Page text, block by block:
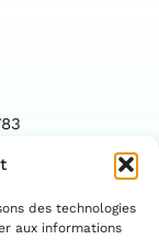
des technologies
aux informations